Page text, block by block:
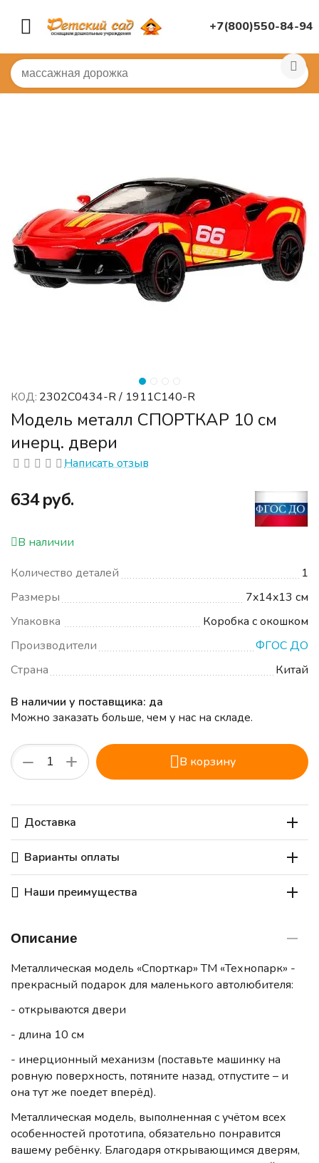
+7(800)550-84-94
Главная / ИГРУШКИ ДЛЯ ДЕТСКОГО САДА
КОД: 2302C0434-R / 1911C140-R
Модель металл СПОРТКАР 10 см
инерц. двери
Написать отзыв
‍634‍руб.
В наличии
Количество деталей
1
Размеры
7x14x13 см
Упаковка
Коробка с окошком
Производители
ФГОС ДО
Страна
Китай
В наличии у поставщика: да
Можно заказать больше, чем у нас на складе.
+
− В корзину
Доставка
Варианты оплаты
Наши преимущества
Описание
Металлическая модель «Спорткар» ТМ «Технопарк» -
прекрасный подарок для маленького автолюбителя:
- открываются двери
- длина 10 см
- инерционный механизм (поставьте машинку на
ровную поверхность, потяните назад, отпустите – и
она тут же поедет вперёд).
Металлическая модель, выполненная с учётом всех
особенностей прототипа, обязательно понравится
вашему ребёнку. Благодаря открывающимся дверям,